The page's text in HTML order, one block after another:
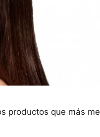
productos que más me